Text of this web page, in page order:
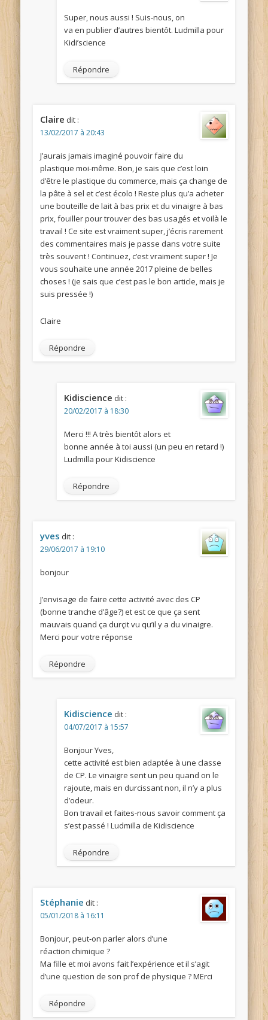
Super, nous aussi ! Suis-nous, on
va en publier d’autres bientôt. Ludmilla pour
Kidi’science
Répondre
Claire dit :
13/02/2017 à 20:43
J’aurais jamais imaginé pouvoir faire du
plastique moi-même. Bon, je sais que c’est loin
d’être le plastique du commerce, mais ça change de
la pâte à sel et c’est écolo ! Reste plus qu’a acheter
une bouteille de lait à bas prix et du vinaigre à bas
prix, fouiller pour trouver des bas usagés et voilà le
travail ! Ce site est vraiment super, j’écris rarement
des commentaires mais je passe dans votre suite
très souvent ! Continuez, c’est vraiment super ! Je
vous souhaite une année 2017 pleine de belles
choses ! (je sais que c’est pas le bon article, mais je
suis pressée !)
Claire
Répondre
Kidiscience dit :
20/02/2017 à 18:30
Merci !!! A très bientôt alors et
bonne année à toi aussi (un peu en retard !)
Ludmilla pour Kidiscience
Répondre
yves dit :
29/06/2017 à 19:10
bonjour
J’envisage de faire cette activité avec des CP
(bonne tranche d’âge?) et est ce que ça sent
mauvais quand ça durçit vu qu’il y a du vinaigre.
Merci pour votre réponse
Répondre
Kidiscience dit :
04/07/2017 à 15:57
Bonjour Yves,
cette activité est bien adaptée à une classe
de CP. Le vinaigre sent un peu quand on le
rajoute, mais en durcissant non, il n’y a plus
d’odeur.
Bon travail et faites-nous savoir comment ça
s’est passé ! Ludmilla de Kidiscience
Répondre
Stéphanie dit :
05/01/2018 à 16:11
Bonjour, peut-on parler alors d’une
réaction chimique ?
Ma fille et moi avons fait l’expérience et il s’agit
d’une question de son prof de physique ? MErci
Répondre